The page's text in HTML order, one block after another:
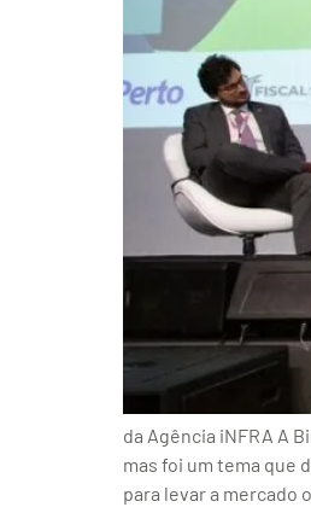
da Agência iNFRA A
mas foi um tema que
para levar a mercado